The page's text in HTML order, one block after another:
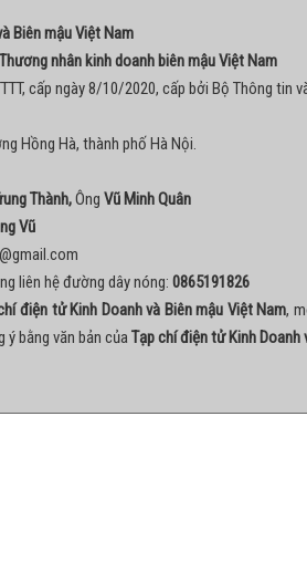
Biên mậu Việt Nam
nhân kinh doanh biên mậu Việt Nam
cấp ngày 8/10/2020, cấp bởi Bộ Thông tin
Hồng Hà, thành phố Hà Nội.
Thành,Ông Vũ Minh Quân
Vũ
liên hệ đường dây nóng: 0865191826
điện tử Kinh Doanh và Biên mậu Việt Nam,
bằng văn bản củaTạp chí điện tử Kinh Doanh